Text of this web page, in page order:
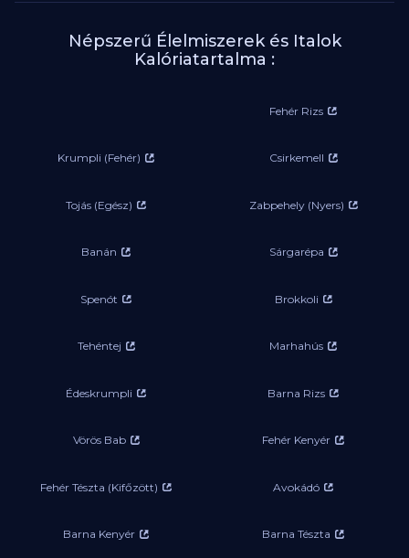
Népszerű Élelmiszerek és Italok
Kalóriatartalma :
Fehér Rizs
Krumpli (Fehér) Csirkemell
Tojás (Egész) Zabpehely (Nyers)
Banán Sárgarépa
Spenót Brokkoli
Tehéntej Marhahús
Édeskrumpli Barna Rizs
Vörös Bab Fehér Kenyér
Fehér Tészta (Kifőzött) Avokádó
Barna Kenyér Barna Tészta